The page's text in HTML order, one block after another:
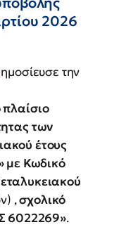
2026
την
των
έτους
με Κωδικό
,σχολικό
6022269».